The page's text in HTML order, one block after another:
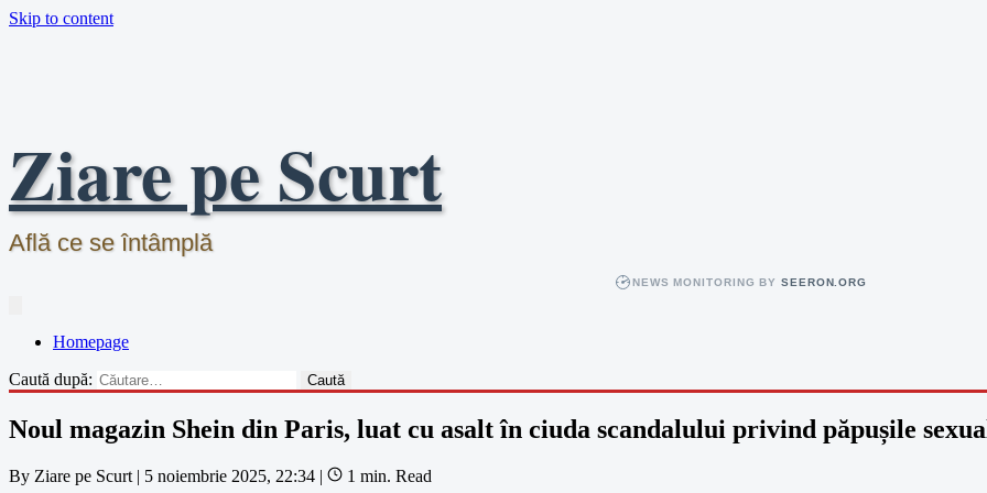
Skip to content
Ziare pe Scurt
Află ce se întâmplă
NEWS MONITORING BYSEERON.ORG
Homepage
Caută după:
Noul magazin Shein din Paris, luat cu asalt în ciuda scandalului privind păpușile
By Ziare pe Scurt | 5 noiembrie 2025, 22:34 | 1 min. Read